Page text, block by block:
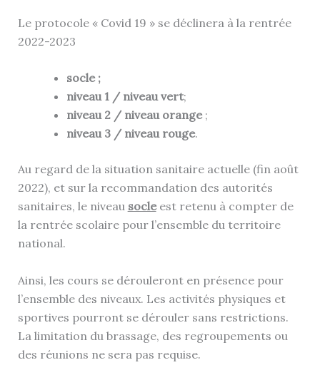
Le protocole « Covid 19 » se déclinera à la rentrée
2022-2023
socle ;
niveau 1 / niveau vert;
niveau 2 / niveau orange;
niveau 3 / niveau rouge.
Au regard de la situation sanitaire actuelle (fin août
2022), et sur la recommandation des autorités
sanitaires, le niveau socleest retenu à compter de
la rentrée scolaire pour l’ensemble du territoire
national.
Ainsi, les cours se dérouleront en présence pour
l’ensemble des niveaux. Les activités physiques et
sportives pourront se dérouler sans restrictions.
La limitation du brassage, des regroupements ou
des réunions ne sera pas requise.